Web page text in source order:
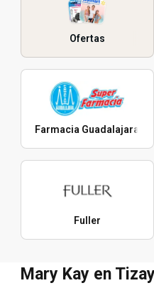
Ofertas
Farmacia Guadalajara
Fuller
Mary Kay en